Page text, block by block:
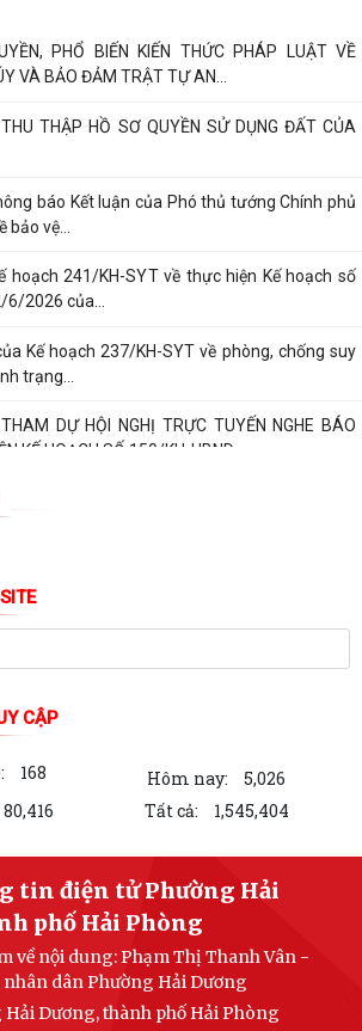
PHỔ BIẾN KIẾN THỨC PHÁP LUẬT VỀ
VÀ BẢO ĐẢM TRẬT TỰ AN...
THẬP HỒ SƠ QUYỀN SỬ DỤNG ĐẤT CỦA
báo Kết luận của Phó thủ tướng Chính phủ
vệ...
hoạch 241/KH-SYT về thực hiện Kế hoạch số
2026 của...
Kế hoạch 237/KH-SYT về phòng, chống suy
trạng...
DỰ HỘI NGHỊ TRỰC TUYẾN NGHE BÁO
KẾ HOẠCH SỐ 150/KH-UBND